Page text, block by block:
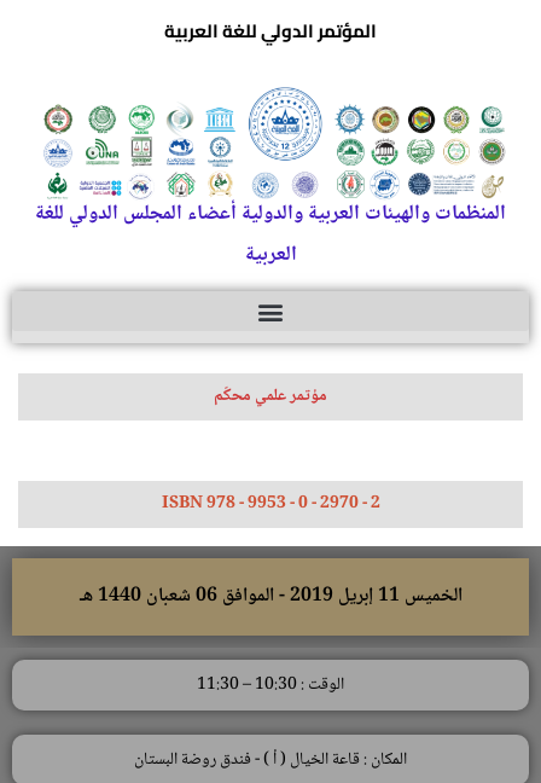
المؤتمر الدولي للغة العربية
المنظمات والهيئات العربية والدولية أعضاء المجلس الدولي للغة
العربية
مؤتمر علمي محكّم
ISBN 978 - 9953 - 0 - 2970 - 2
الخميس 11 إبريل 2019 - الموافق 06 شعبان 1440 هـ
الوقت : 10:30 – 11:30
المكان : قاعة الخيال ( أ ) - فندق روضة البستان